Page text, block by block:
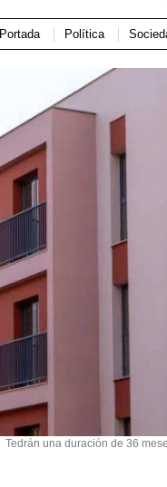
Portada Política
Tedrán una duración de 36